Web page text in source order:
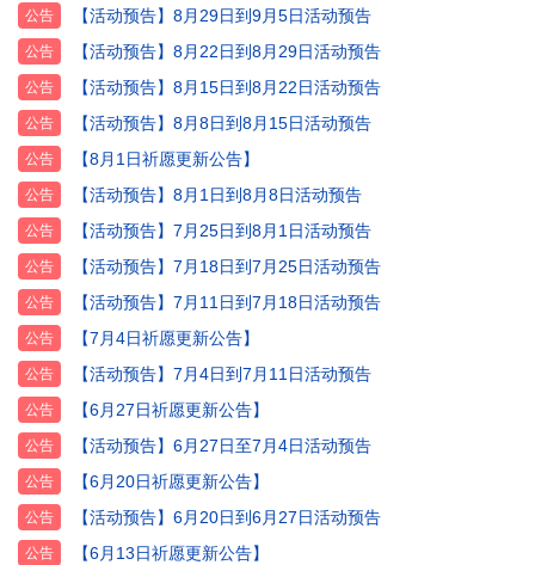
公告 【活动预告】8月29日到9月5日活动预告
公告 【活动预告】8月22日到8月29日活动预告
公告 【活动预告】8月15日到8月22日活动预告
公告 【活动预告】8月8日到8月15日活动预告
公告 【8月1日祈愿更新公告】
公告 【活动预告】8月1日到8月8日活动预告
公告 【活动预告】7月25日到8月1日活动预告
公告 【活动预告】7月18日到7月25日活动预告
公告 【活动预告】7月11日到7月18日活动预告
公告 【7月4日祈愿更新公告】
公告 【活动预告】7月4日到7月11日活动预告
公告 【6月27日祈愿更新公告】
公告 【活动预告】6月27日至7月4日活动预告
公告 【6月20日祈愿更新公告】
公告 【活动预告】6月20日到6月27日活动预告
公告 【6月13日祈愿更新公告】